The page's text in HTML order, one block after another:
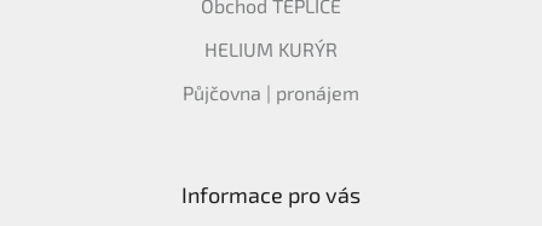
Obchod TEPLICE
HELIUM KURÝR
Půjčovna | pronájem
Informace pro vás